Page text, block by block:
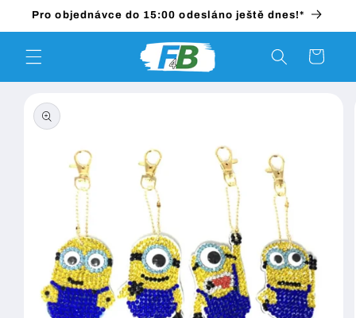
Přejít k
Pro objednávce do 15:00 odesláno ještě dnes!*
Košík
Přejít na
informace
produktu